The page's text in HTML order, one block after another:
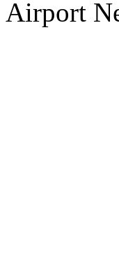
Airport